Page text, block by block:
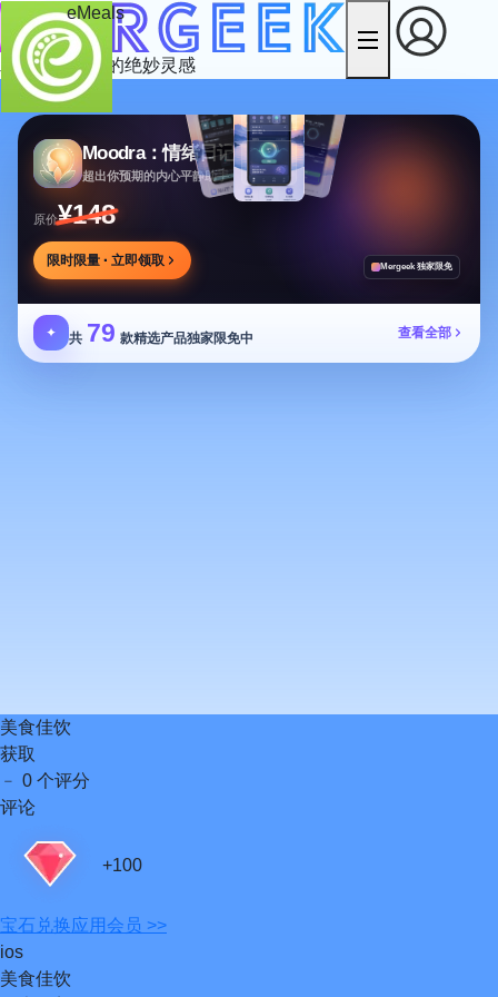
发现数字匠人的绝妙灵感
Moodra：情绪日记
超出你预期的内心平静助手
原价¥148
限时限量 · 立即领取 Mergeek 独家限免
✦ 共 79 款精选产品独家限免中 查看全部
eMeals
美食佳饮
获取
﹣ 0 个评分
评论
+100
宝石 兑换应用会员 >>
ios
美食佳饮